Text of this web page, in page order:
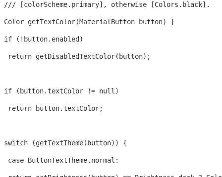
/// [colorScheme.primary], otherwise [Colors.black].
Color getTextColor(MaterialButton button) {
if (!button.enabled)
return getDisabledTextColor(button);
if (button.textColor != null)
return button.textColor;
switch (getTextTheme(button)) {
case ButtonTextTheme.normal: